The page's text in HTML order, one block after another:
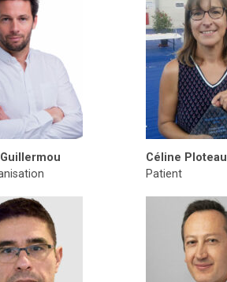
Céline Ploteau
Patient